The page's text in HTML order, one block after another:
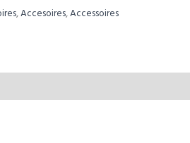
,Accesoires,Accessoires